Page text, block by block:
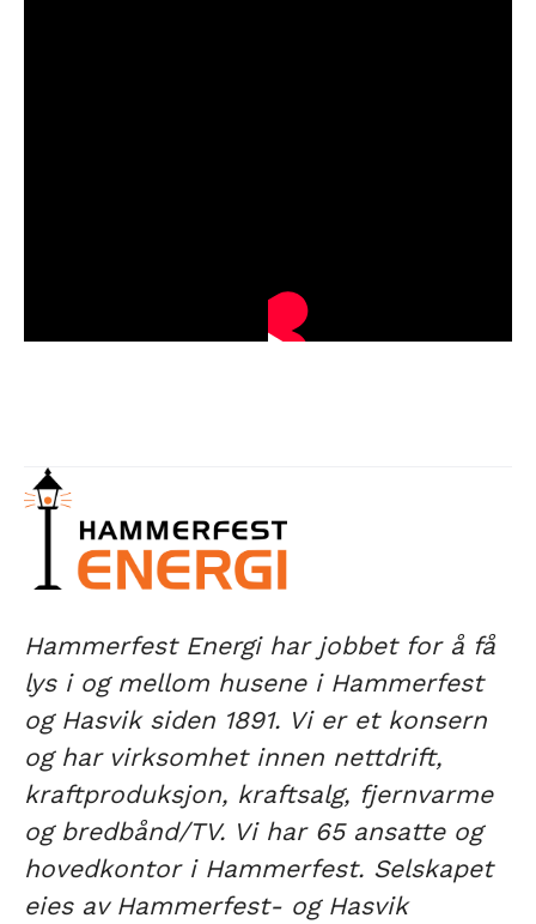
Hammerfest Energi har jobbet for å få
lys i og mellom husene i Hammerfest
og Hasvik siden 1891. Vi er et konsern
og har virksomhet innen nettdrift,
kraftproduksjon, kraftsalg, fjernvarme
og bredbånd/TV. Vi har 65 ansatte og
hovedkontor i Hammerfest. Selskapet
eies av Hammerfest- og Hasvik